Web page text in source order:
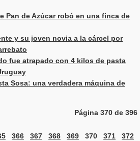
Pan de Azúcar robó en una finca de
y su joven novia a la cárcel por
fue atrapado con 4 kilos de pasta
Sosa: una verdadera máquina de
Página 370 de 396
366 367 368 369 370 371
372